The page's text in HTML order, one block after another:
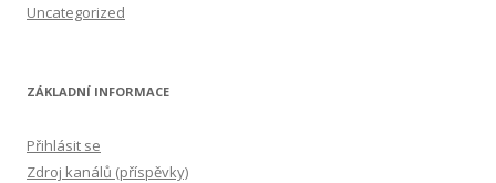
Uncategorized
ZÁKLADNÍ INFORMACE
Přihlásit se
Zdroj kanálů (příspěvky)